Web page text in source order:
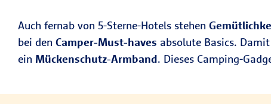
Auch fernab von 5-Sterne-Hotels stehen
bei den Camper-Must-haves absolute Basics.
ein Mückenschutz-Armband. Dieses Camping-